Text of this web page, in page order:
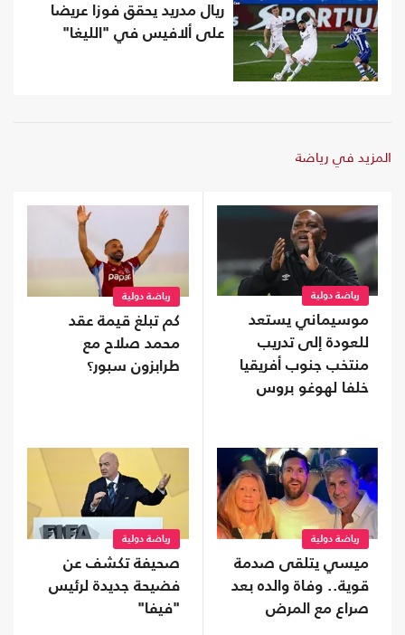
ريال مدريد يحقق فوزا عريضا
على ألافيس في "الليغا"
المزيد في رياضة
رياضة دولية
موسيماني يستعد
للعودة إلى تدريب
منتخب جنوب أفريقيا
خلفا لهوغو بروس
رياضة دولية
كم تبلغ قيمة عقد
محمد صلاح مع
طرابزون سبور؟
رياضة دولية
ميسي يتلقى صدمة
قوية.. وفاة والده بعد
صراع مع المرض
رياضة دولية
صحيفة تكشف عن
فضيحة جديدة لرئيس
"فيفا"